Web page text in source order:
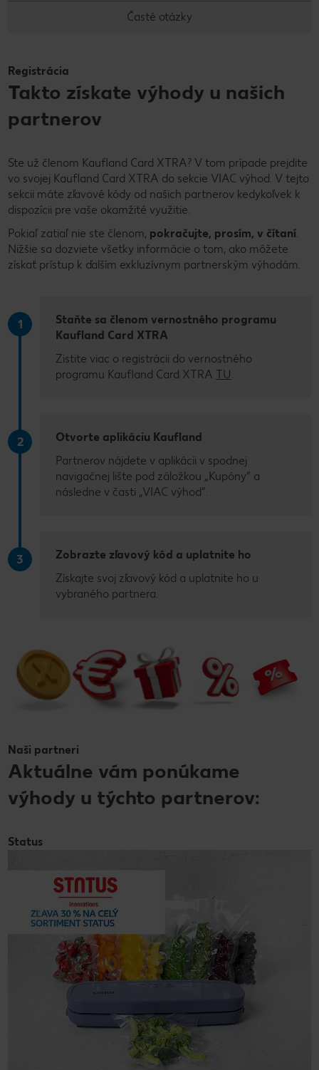
Časté otázky
Registrácia
Takto získate výhody u našich
partnerov
Ste už členom Kaufland Card XTRA? V tom prípade prejdite
vo svojej Kaufland Card XTRA do sekcie VIAC výhod. V tejto
sekcii máte zľavové kódy od našich partnerov kedykoľvek k
dispozícii pre vaše okamžité využitie.
Pokiaľ zatiaľ nie ste členom, pokračujte, prosím, v čítaní.
Nižšie sa dozviete všetky informácie o tom, ako môžete
získať prístup k ďalším exkluzívnym partnerským výhodám.
1
Staňte sa členom vernostného programu
Kaufland Card XTRA
Zistite viac o registrácii do vernostného
programu Kaufland Card XTRA TU.
2
Otvorte aplikáciu Kaufland
Partnerov nájdete v aplikácii v spodnej
navigačnej lište pod záložkou „Kupóny” a
následne v časti „VIAC výhod”.
3
Zobrazte zľavový kód a uplatnite ho
Získajte svoj zľavový kód a uplatnite ho u
vybraného partnera.
Naši partneri
Aktuálne vám ponúkame
výhody u týchto partnerov:
Status